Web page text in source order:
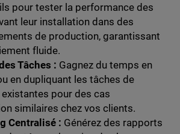
pour tester la performance des
leur installation dans des
de production, garantissant
fluide.
Tâches : Gagnez du temps en
en dupliquant les tâches de
pour des cas
similaires chez vos clients.
Centralisé : Générez des rapports